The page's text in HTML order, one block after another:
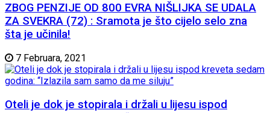
ZBOG PENZIJE OD 800 EVRA NIŠLIJKA SE UDALA
ZA SVEKRA (72) : Sramota je što cijelo selo zna
šta je učinila!
7 Februara, 2021
Oteli je dok je stopirala i držali u lijesu ispod